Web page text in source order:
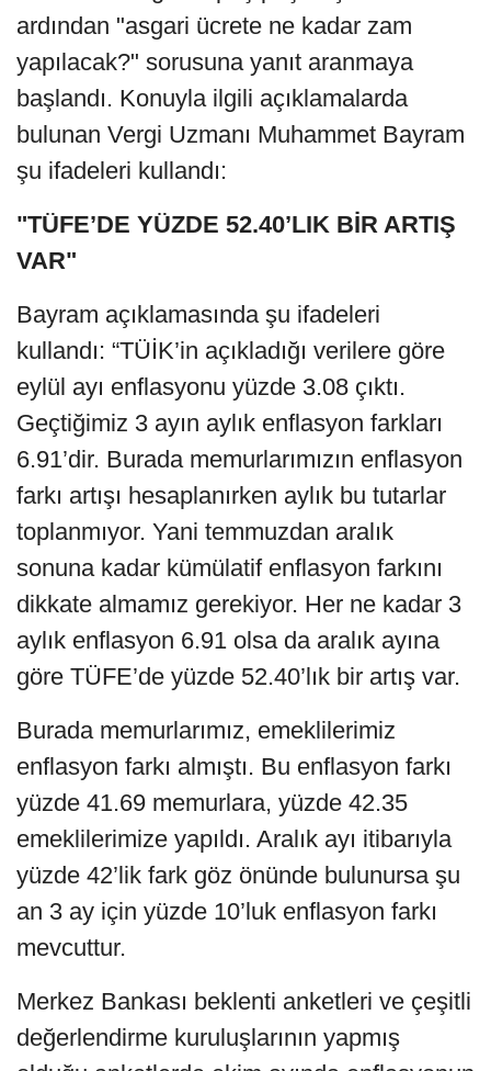
ardından "asgari ücrete ne kadar zam
yapılacak?" sorusuna yanıt aranmaya
başlandı. Konuyla ilgili açıklamalarda
bulunan Vergi Uzmanı Muhammet Bayram
şu ifadeleri kullandı:
"TÜFE’DE YÜZDE 52.40’LIK BİR ARTIŞ
VAR"
Bayram açıklamasında şu ifadeleri
kullandı: “TÜİK’in açıkladığı verilere göre
eylül ayı enflasyonu yüzde 3.08 çıktı.
Geçtiğimiz 3 ayın aylık enflasyon farkları
6.91’dir. Burada memurlarımızın enflasyon
farkı artışı hesaplanırken aylık bu tutarlar
toplanmıyor. Yani temmuzdan aralık
sonuna kadar kümülatif enflasyon farkını
dikkate almamız gerekiyor. Her ne kadar 3
aylık enflasyon 6.91 olsa da aralık ayına
göre TÜFE’de yüzde 52.40’lık bir artış var.
Burada memurlarımız, emeklilerimiz
enflasyon farkı almıştı. Bu enflasyon farkı
yüzde 41.69 memurlara, yüzde 42.35
emeklilerimize yapıldı. Aralık ayı itibarıyla
yüzde 42’lik fark göz önünde bulunursa şu
an 3 ay için yüzde 10’luk enflasyon farkı
mevcuttur.
Merkez Bankası beklenti anketleri ve çeşitli
değerlendirme kuruluşlarının yapmış